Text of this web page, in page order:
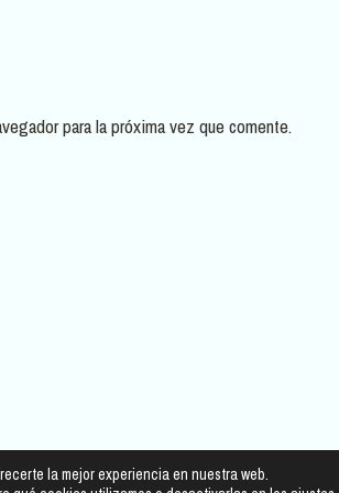
para la próxima vez que comente.
© 2026 Cuentube• Creado con
la mejor experiencia en nuestra web.